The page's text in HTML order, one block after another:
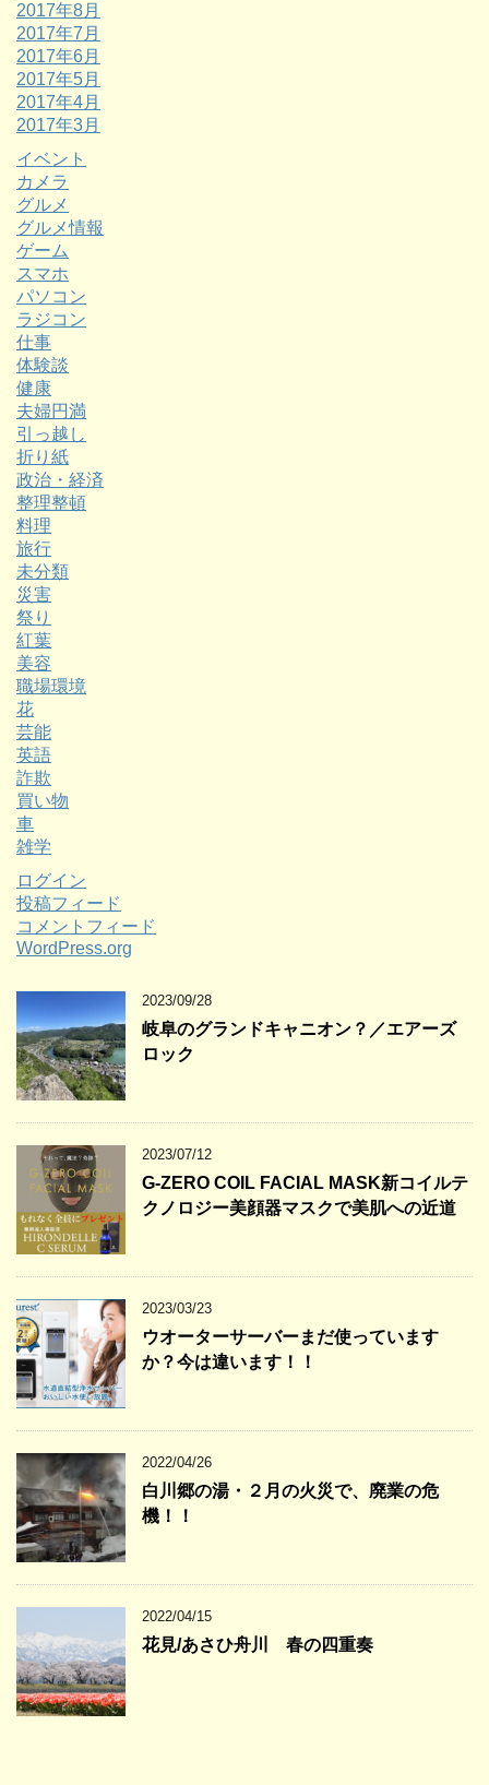
2017年8月
2017年7月
2017年6月
2017年5月
2017年4月
2017年3月
イベント
カメラ
グルメ
グルメ情報
ゲーム
スマホ
パソコン
ラジコン
仕事
体験談
健康
夫婦円満
引っ越し
折り紙
政治・経済
整理整頓
料理
旅行
未分類
災害
祭り
紅葉
美容
職場環境
花
芸能
英語
詐欺
買い物
車
雑学
ログイン
投稿フィード
コメントフィード
WordPress.org
2023/09/28
岐阜のグランドキャニオン？／エアーズ
ロック
2023/07/12
G-ZERO COIL FACIAL MASK新コイルテ
クノロジー美顔器マスクで美肌への近道
2023/03/23
ウオーターサーバーまだ使っています
か？今は違います！！
2022/04/26
白川郷の湯・２月の火災で、廃業の危
機！！
2022/04/15
花見/あさひ舟川 春の四重奏